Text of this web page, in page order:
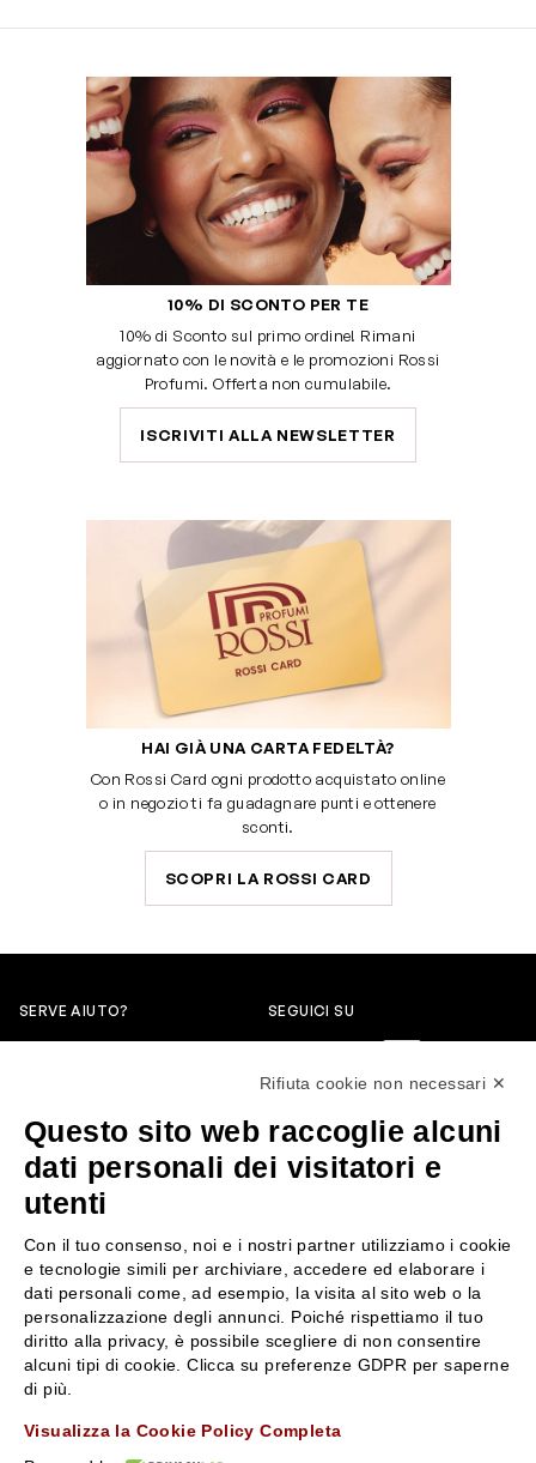
10% DI SCONTO PER TE
10% di Sconto sul primo ordine! Rimani
aggiornato con le novità e le promozioni Rossi
Profumi. Offerta non cumulabile.
ISCRIVITI ALLA NEWSLETTER
HAI GIÀ UNA CARTA FEDELTÀ?
Con Rossi Card ogni prodotto acquistato online
o in negozio ti fa guadagnare punti e ottenere
sconti.
SCOPRI LA ROSSI CARD
SERVE AIUTO?
servizioclienti@rossiprofumi.it
SEGUICI SU
SERVIZIO CLIENTI
Resi e rimborsi
Pagamenti
Spedizione
Condizioni generali di vendita
Privacy Policy
Chi siamo
Contattaci
Negozi
Attiva la Rossi Card
Lavora con noi
Rifiuta cookie non necessari ✕
Questo sito web raccoglie alcuni
dati personali dei visitatori e
utenti
Con il tuo consenso, noi e i nostri partner utilizziamo i cookie
e tecnologie simili per archiviare, accedere ed elaborare i
dati personali come, ad esempio, la visita al sito web o la
personalizzazione degli annunci. Poiché rispettiamo il tuo
diritto alla privacy, è possibile scegliere di non consentire
alcuni tipi di cookie. Clicca su preferenze GDPR per saperne
di più.
Visualizza la Cookie Policy Completa